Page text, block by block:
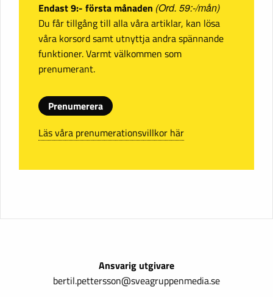
Endast 9:- första månaden (Ord. 59:-/mån)
Du får tillgång till alla våra artiklar, kan lösa
våra korsord samt utnyttja andra spännande
funktioner. Varmt välkommen som
prenumerant.
Prenumerera
Läs våra prenumerationsvillkor här
Ansvarig utgivare
bertil.pettersson@sveagruppenmedia.se